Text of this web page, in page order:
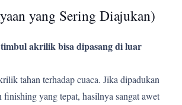
yang Sering Diajukan)
akrilik bisa dipasang di luar
tahan terhadap cuaca. Jika dipadukan
finishing yang tepat, hasilnya sangat awet